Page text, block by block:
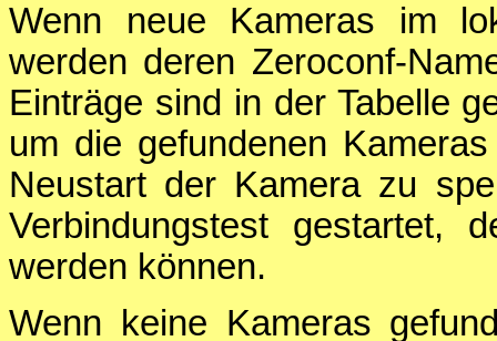
Wenn neue Kameras im
werden deren Zeroconf-
Einträge sind in der Tabelle
um die gefundenen
Neustart der Kamera zu
Verbindungstest gestartet,
werden können.
Wenn keine Kameras